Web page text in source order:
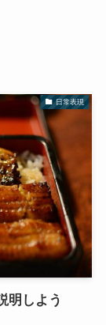
日常表現
明しよう